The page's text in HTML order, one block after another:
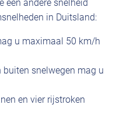
een andere snelheid
in Duitsland:
u maximaal 50 km/h
buiten snelwegen mag u
en vier rijstroken